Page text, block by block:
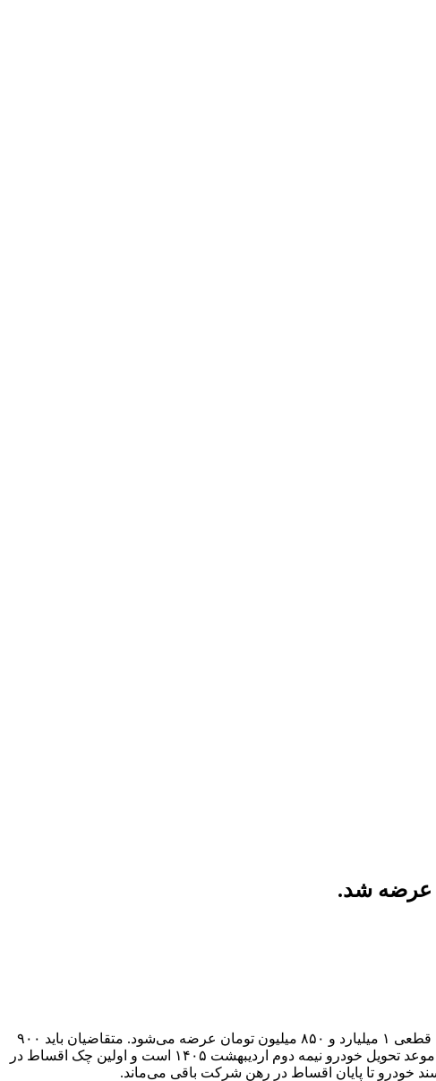
شرکت سانیار موتور پارسیان شرایط فروش تیگارد X35 پلاس را ویژه آذرماه ۱۴۰۴ اعلام کرد. این خودرو با مدل ۱۴۰۵ و قیمت قطعی ۱ میلیارد و ۸۵۰ میلیون تومان عرضه می‌شود. متقاضیان باید ۹۰۰
میلیون تومان به عنوان پیش‌پرداخت واریز کنند و از تسهیلات ۸۰۰ میلیون تومانی با بازپرداخت یک‌ساله یا دوساله بهره‌مند شوند. موعد تحویل خودرو نیمه دوم اردیبهشت ۱۴۰۵ است و اولین چک اقساط در